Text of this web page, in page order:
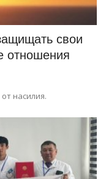
свои
отношения
насилия.